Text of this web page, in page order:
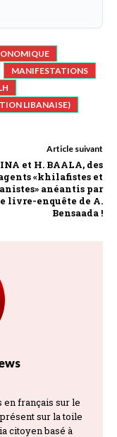
MANIFESTATIONS
LIBANAISE)
Article suivant
et H. BAALA, des
«khilafistes et
anéantis par
livre-enquête de A.
Bensaada !
français sur le
sur la toile
citoyen basé à